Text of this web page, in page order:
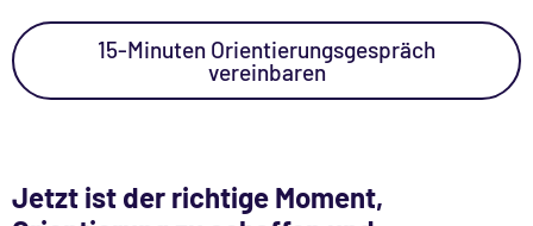
15-Minuten Orientierungsgespräch
vereinbaren
Jetzt ist der richtige Moment,